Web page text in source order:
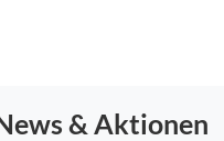
& Aktionen